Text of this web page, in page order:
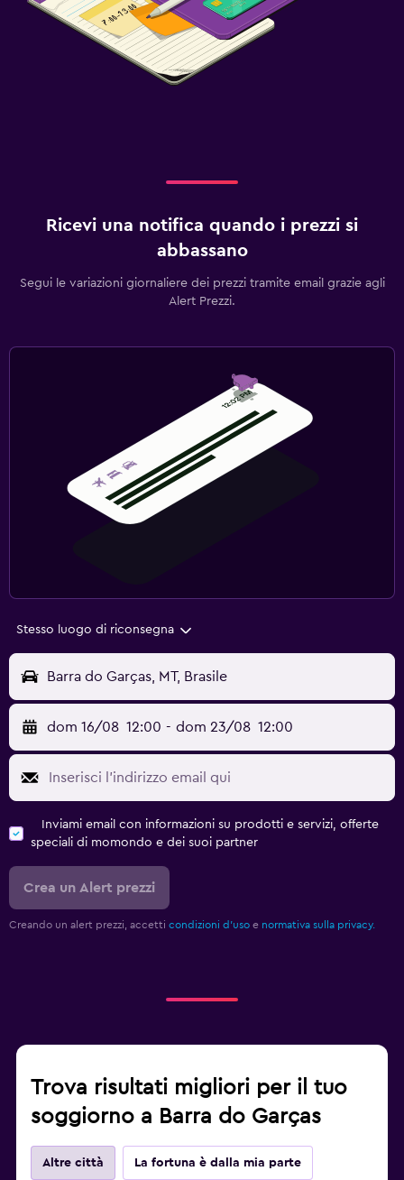
Ricevi una notifica quando i prezzi si
abbassano
Segui le variazioni giornaliere dei prezzi tramite email grazie agli
Alert Prezzi.
Stesso luogo di riconsegna
Barra do Garças, MT, Brasile
dom 16/08 12:00 - dom 23/08 12:00
Inviami email con informazioni su prodotti e servizi, offerte
speciali di momondo e dei suoi partner
Crea un Alert prezzi
Creando un alert prezzi, accetti condizioni d'uso e normativa sulla privacy.
Trova risultati migliori per il tuo
soggiorno a Barra do Garças
Altre città La fortuna è dalla mia parte